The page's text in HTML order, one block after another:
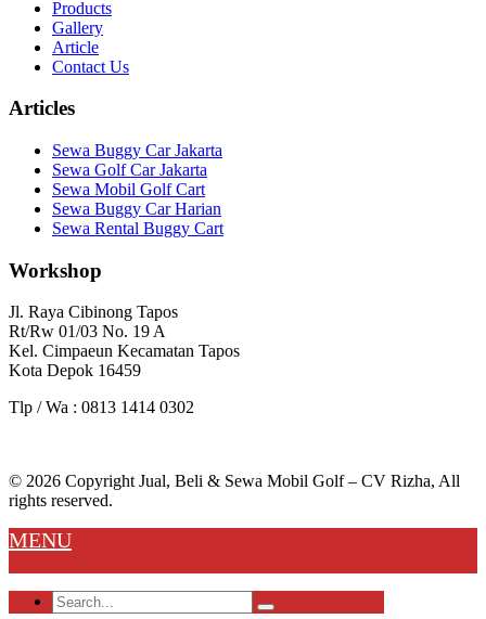
Products
Gallery
Article
Contact Us
Articles
Sewa Buggy Car Jakarta
Sewa Golf Car Jakarta
Sewa Mobil Golf Cart
Sewa Buggy Car Harian
Sewa Rental Buggy Cart
Workshop
Jl. Raya Cibinong Tapos
Rt/Rw 01/03 No. 19 A
Kel. Cimpaeun Kecamatan Tapos
Kota Depok 16459
Tlp / Wa : 0813 1414 0302
© 2026 Copyright Jual, Beli & Sewa Mobil Golf – CV Rizha, All
rights reserved.
MENU